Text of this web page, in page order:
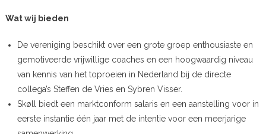
Wat wij bieden
De vereniging beschikt over een grote groep enthousiaste en
gemotiveerde vrijwillige coaches en een hoogwaardig niveau
van kennis van het toproeien in Nederland bij de directe
collega’s Steffen de Vries en Sybren Visser.
Skøll biedt een marktconform salaris en een aanstelling voor in
eerste instantie één jaar met de intentie voor een meerjarige